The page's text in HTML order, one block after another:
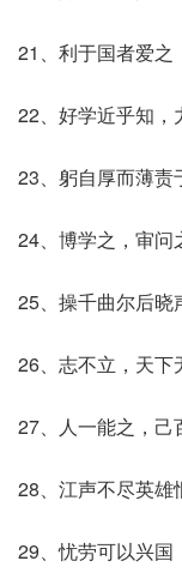
21、利于国者爱之
22、好学近乎知，
23、躬自厚而薄责
24、博学之，审问
25、操千曲尔后晓
26、志不立，天下
27、人一能之，己
28、江声不尽英雄
29、忧劳可以兴国